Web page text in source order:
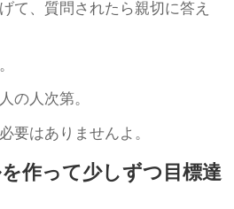
て、質問されたら親切に答え
の人次第。
要はありませんよ。
作って少しずつ目標達